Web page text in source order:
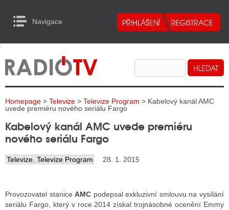
Navigace
RADIA
TELEVIZE
INTERNET
TISK
RADIA
RÁDIÍ
to Content
Homepage > Televize > Televize Program > Kabelový kanál AMC
uvede premiéru nového seriálu Fargo
Kabelový kanál AMC uvede premiéru
nového seriálu Fargo
Televize Televize Program 28. 1. 2015
Provozovatel staniceAMC podepsal exkluzivní smlouvu na vysílání
seriálu Fargo, který v roce 2014 získal trojnásobné ocenění Emmy